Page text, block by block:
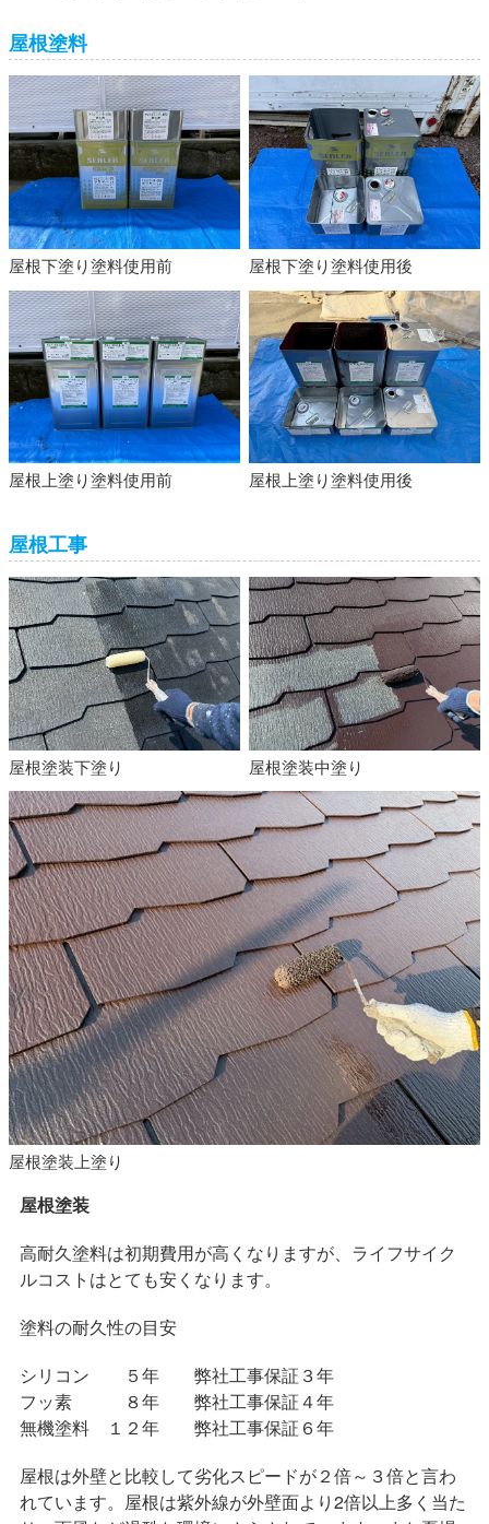
屋根塗料
屋根下塗り塗料使用前 屋根下塗り塗料使用後
屋根上塗り塗料使用前 屋根上塗り塗料使用後
屋根工事
屋根塗装下塗り 屋根塗装中塗り
屋根塗装上塗り
屋根塗装
高耐久塗料は初期費用が高くなりますが、ライフサイク
ルコストはとても安くなります。
塗料の耐久性の目安
シリコン ５年 弊社工事保証３年
フッ素 ８年 弊社工事保証４年
無機塗料 １２年 弊社工事保証６年
屋根は外壁と比較して劣化スピードが２倍～３倍と言わ
れています。屋根は紫外線が外壁面より2倍以上多く当た